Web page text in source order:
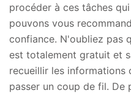
procéder à ces tâches
pouvons vous
confiance. N'oubliez pas
est totalement gratuit et
recueillir les informations
passer un coup de fil. De